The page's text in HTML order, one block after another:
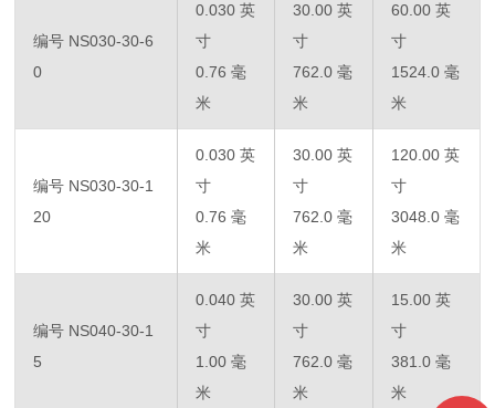
编号 NS030-30-6
0
0.030 英
寸
0.76 毫
米
30.00 英
寸
762.0 毫
米
60.00 英
寸
1524.0 毫
米
编号 NS030-30-1
20
0.030 英
寸
0.76 毫
米
30.00 英
寸
762.0 毫
米
120.00 英
寸
3048.0 毫
米
编号 NS040-30-1
5
0.040 英
寸
1.00 毫
米
30.00 英
寸
762.0 毫
米
15.00 英
寸
381.0 毫
米